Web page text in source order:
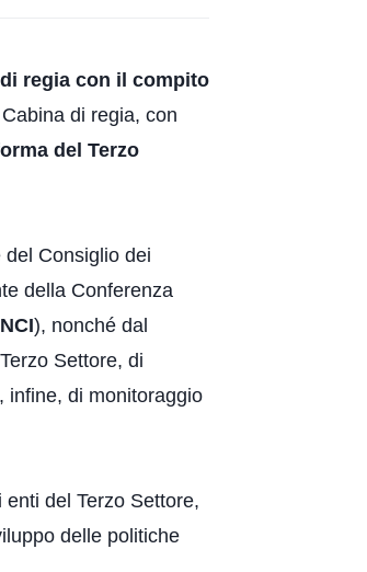
regia con il compito
Cabina di regia, con
del Terzo
Consiglio dei
della Conferenza
), nonché dal
Settore, di
infine, di monitoraggio
del Terzo Settore,
delle politiche